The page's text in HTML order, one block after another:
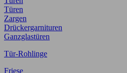
Türen
Zargen
Drückergarnituren
Ganzglastüren
Tür-Rohlinge
Friese